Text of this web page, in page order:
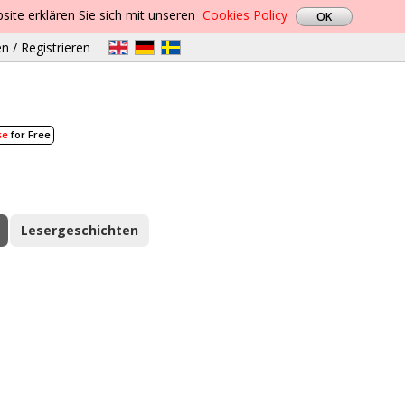
erklären Sie sich mit unseren Cookies Policy
/ Registrieren
for Free
Lesergeschichten